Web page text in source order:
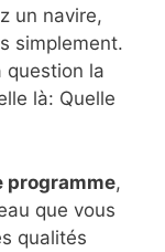
un navire,
simplement.
question la
là: Quelle
programme,
que vous
qualités